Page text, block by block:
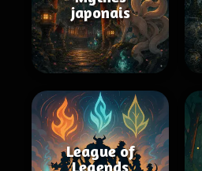
japonais
League of
Legends